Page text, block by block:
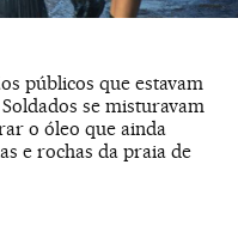
públicos que estavam
se misturavam
o óleo que ainda
e rochas da praia de